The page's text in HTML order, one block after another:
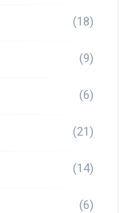
(18)
(9)
(6)
(21)
(14)
(6)